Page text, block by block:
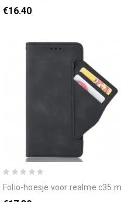
€16.40
folio-hoesje voor realme c35 meerdere kaarten